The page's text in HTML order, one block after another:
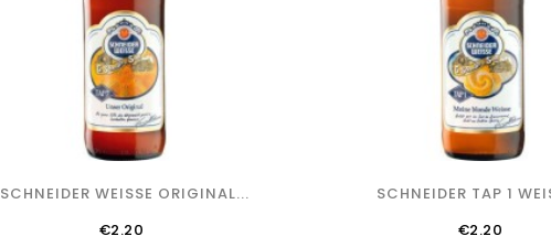
SCHNEIDER WEISSE ORIGINAL...
Price
€2.20
SCHNEIDER TAP 1
Price
€2.20